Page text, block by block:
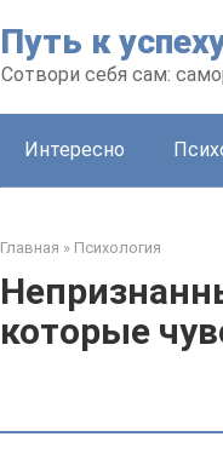
Путь к
Сотвори себя сам:
Интересно
Главная » Психология
которые